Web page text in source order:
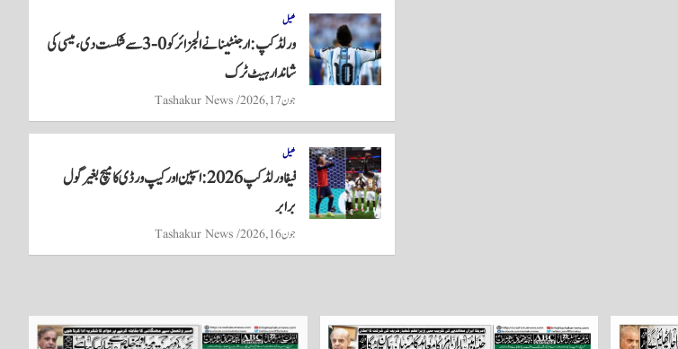
کھیل
ورلڈ کپ: ارجنٹینا نے الجزائر کو 0-3 سے شکست دی، میسی کی
شاندار ہیٹ ٹرک
جون 17, 2026 Tashakur News
کھیل
فیفا ورلڈ کپ 2026: اسپین اور کیپ ورڈی کا میچ بغیر گول
برابر
جون 16, 2026 Tashakur News